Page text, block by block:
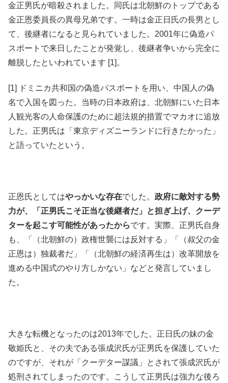
金正男氏が暗殺されました。同氏は北朝鮮のトップである
金正恩委員長の異母兄弟です。一時は金正日氏の長男とし
て、後継者になると見られていました。2001年に偽造パ
スポートで来日したことが発覚し、後継者争いから完全に
離脱したといわれています [1]。
[1] ドミニカ共和国の偽造パスポートを用い、中国人の偽
名で入国を図った。当時の日本政府は、北朝鮮にいた日本
人観光客の人命保護のために超法規的措置でマカオに追放
した。正男氏は「東京ディズニーランドに行きたかった」
と語っていたという。
正恩氏としてはやっかいな存在でした。 政府に敵対する勢
力が、「正男氏こそ正当な後継者だ」と担ぎ上げ、クーデ
ターを起こす可能性があったからです。実際、正男氏自身
も、「（北朝鮮の）政権世襲には反対する」「（叔父の金
正恩は）独裁者だ」「（北朝鮮の経済再生は）改革開放を
進める中国式のやり方しかない」などと発言していまし
た。
大きな転機となったのは2013年でした。正日氏の妹の金
敬姫氏と、その夫である張成沢氏が正男氏を保護していた
のですが、それが「クーデター謀議」とされて張成沢氏が
処刑されてしまったのです。こうして正男氏は強力な後ろ